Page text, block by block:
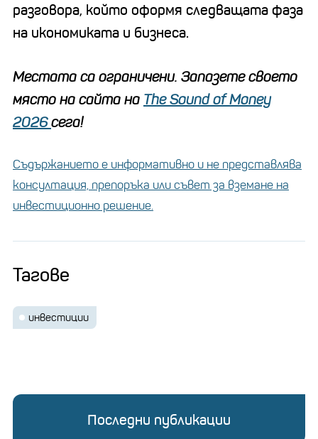
разговора, който оформя следващата фаза
на икономиката и бизнеса.
Местата са ограничени. Запазете своето
място на сайта на The Sound of Money
2026сега!
Съдържанието е информативно и не представлява
консултация, препоръка или съвет за вземане на
инвестиционно решение.
Тагове
инвестиции
Последни публикации